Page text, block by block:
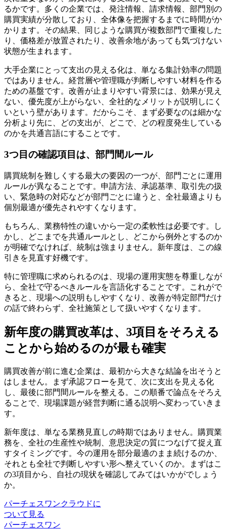
るかです。多くの企業では、発注情報、請求情報、部門別の
購買実績が分散しており、全体像を把握するまでに時間がか
かります。その結果、同じような購買が複数部門で重複した
り、価格差が放置されたり、改善余地があっても気づけない
状態が生まれます。
大手企業にとって支出の見える化は、単なる集計効率の問題
ではありません。経営層や管理職が判断しやすい材料を作る
ための基盤です。改善が止まりやすい背景には、効果が見え
ない、優先度が上がらない、全社的なメリットが説明しにく
いという壁があります。だからこそ、まず必要なのは細かな
分析より先に、どの支出が、どこで、どの程度発生している
のかを共通言語にすることです。
3つ目の確認項目は、部門間ルール
購買統制を難しくする最大の要因の一つが、部門ごとに運用
ルールが異なることです。申請方法、承認基準、取引先の扱
い、緊急時の対応などが部門ごとに違うと、全社最適よりも
個別最適が優先されやすくなります。
もちろん、業務特性の違いから一定の柔軟性は必要です。し
かし、どこまでを共通ルールとし、どこから例外とするのか
が明確でなければ、統制は強まりません。新年度は、この線
引きを見直す好機です。
特に管理職に求められるのは、現場の運用実態を尊重しなが
ら、全社で守るべきルールを言語化することです。これがで
きると、現場への説明もしやすくなり、改善が特定部門だけ
の話で終わらず、全社施策として扱いやすくなります。
新年度の購買改革は、3項目をそろえる
ことから始めるのが最も確実
購買改善が前に進む企業は、最初から大きな結論を出そうと
はしません。まず承認フローを見て、次に支出を見える化
し、最後に部門間ルールを整える。この順番で論点をそろえ
ることで、現場課題が経営判断に通る説明へ変わっていきま
す。
新年度は、単なる業務見直しの時期ではありません。購買業
務を、全社の生産性や統制、意思決定の質につなげて捉え直
すタイミングです。今の運用を部分最適のまま続けるのか、
それとも全社で判断しやすい形へ整えていくのか。まずはこ
の3項目から、自社の現状を確認してみてはいかがでしょう
か。
パーチェスワンクラウドに
ついて見る
パーチェスワン